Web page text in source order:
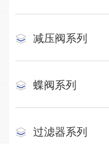
减压阀系列
蝶阀系列
过滤器系列